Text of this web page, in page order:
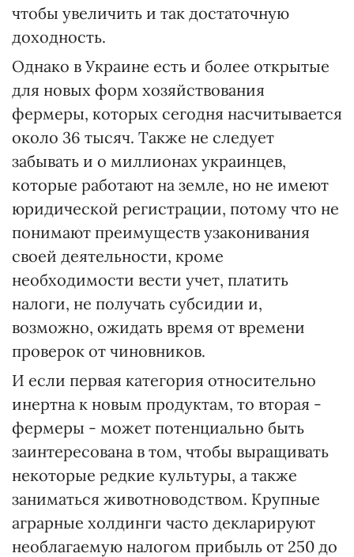
чтобы увеличить и так достаточную
доходность.
Однако в Украине есть и более открытые
для новых форм хозяйствования
фермеры, которых сегодня насчитывается
около 36 тысяч. Также не следует
забывать и о миллионах украинцев,
которые работают на земле, но не имеют
юридической регистрации, потому что не
понимают преимуществ узаконивания
своей деятельности, кроме
необходимости вести учет, платить
налоги, не получать субсидии и,
возможно, ожидать время от времени
проверок от чиновников.
И если первая категория относительно
инертна к новым продуктам, то вторая -
фермеры - может потенциально быть
заинтересована в том, чтобы выращивать
некоторые редкие культуры, а также
заниматься животноводством. Крупные
аграрные холдинги часто декларируют
необлагаемую налогом прибыль от 250 до